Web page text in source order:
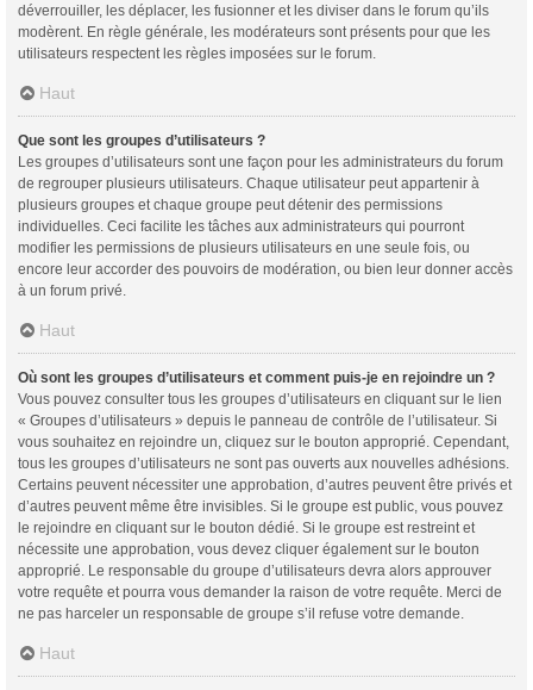
déverrouiller, les déplacer, les fusionner et les diviser dans le forum qu’ils
modèrent. En règle générale, les modérateurs sont présents pour que les
utilisateurs respectent les règles imposées sur le forum.
Haut
Que sont les groupes d’utilisateurs ?
Les groupes d’utilisateurs sont une façon pour les administrateurs du forum
de regrouper plusieurs utilisateurs. Chaque utilisateur peut appartenir à
plusieurs groupes et chaque groupe peut détenir des permissions
individuelles. Ceci facilite les tâches aux administrateurs qui pourront
modifier les permissions de plusieurs utilisateurs en une seule fois, ou
encore leur accorder des pouvoirs de modération, ou bien leur donner accès
à un forum privé.
Haut
Où sont les groupes d’utilisateurs et comment puis-je en rejoindre un ?
Vous pouvez consulter tous les groupes d’utilisateurs en cliquant sur le lien
« Groupes d’utilisateurs » depuis le panneau de contrôle de l’utilisateur. Si
vous souhaitez en rejoindre un, cliquez sur le bouton approprié. Cependant,
tous les groupes d’utilisateurs ne sont pas ouverts aux nouvelles adhésions.
Certains peuvent nécessiter une approbation, d’autres peuvent être privés et
d’autres peuvent même être invisibles. Si le groupe est public, vous pouvez
le rejoindre en cliquant sur le bouton dédié. Si le groupe est restreint et
nécessite une approbation, vous devez cliquer également sur le bouton
approprié. Le responsable du groupe d’utilisateurs devra alors approuver
votre requête et pourra vous demander la raison de votre requête. Merci de
ne pas harceler un responsable de groupe s’il refuse votre demande.
Haut